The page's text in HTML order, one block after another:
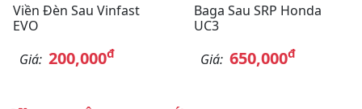
Viền Đèn Sau Vinfast
EVO
Giá: 200,000đ
Baga Sau SRP Honda
UC3
Giá: 650,000đ